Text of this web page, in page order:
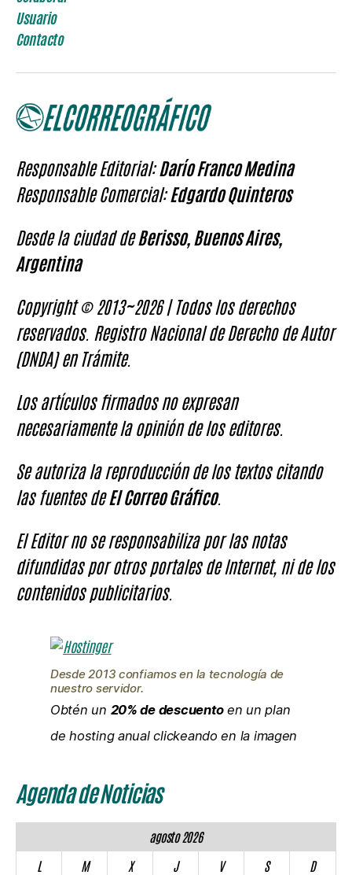
Usuario
Contacto
Responsable Editorial:Darío Franco Medina
Responsable Comercial:Edgardo Quinteros
Desde la ciudad deBerisso, Buenos Aires,
Argentina
Copyright © 2013~2026 | Todos los derechos
reservados. Registro Nacional de Derecho de Autor
(DNDA) en Trámite.
Los artículos firmados no expresan
necesariamente la opinión de los editores.
Se autoriza la reproducción de los textos citando
las fuentes deEl Correo Gráfico.
El Editor no se responsabiliza por las notas
difundidas por otros portales de Internet, ni de los
contenidos publicitarios.
Desde 2013 confiamos en la tecnología de
nuestro servidor.
Obtén un 20% de descuentoen un plan
de hosting anual clickeando en la imagen
Agenda de Noticias
agosto 2026
L
M X J V S
D